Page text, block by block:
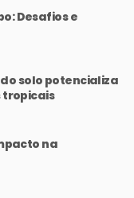
Desafios e
solo potencializa
tropicais
na